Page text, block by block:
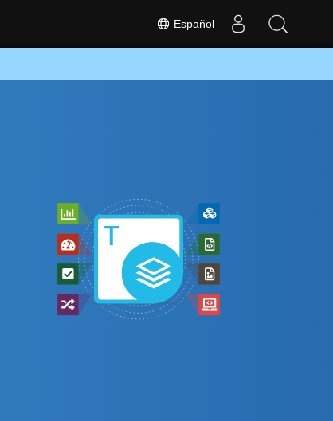
Español